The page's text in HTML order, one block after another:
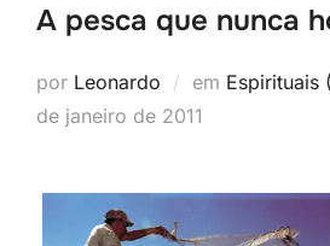
A pesca que nunca
por Leonardo em Espirituais
de janeiro de 2011